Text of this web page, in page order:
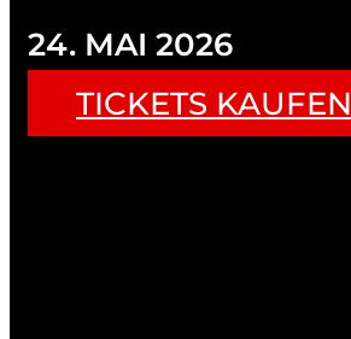
24. MAI 2026
TICKETS KAUFEN